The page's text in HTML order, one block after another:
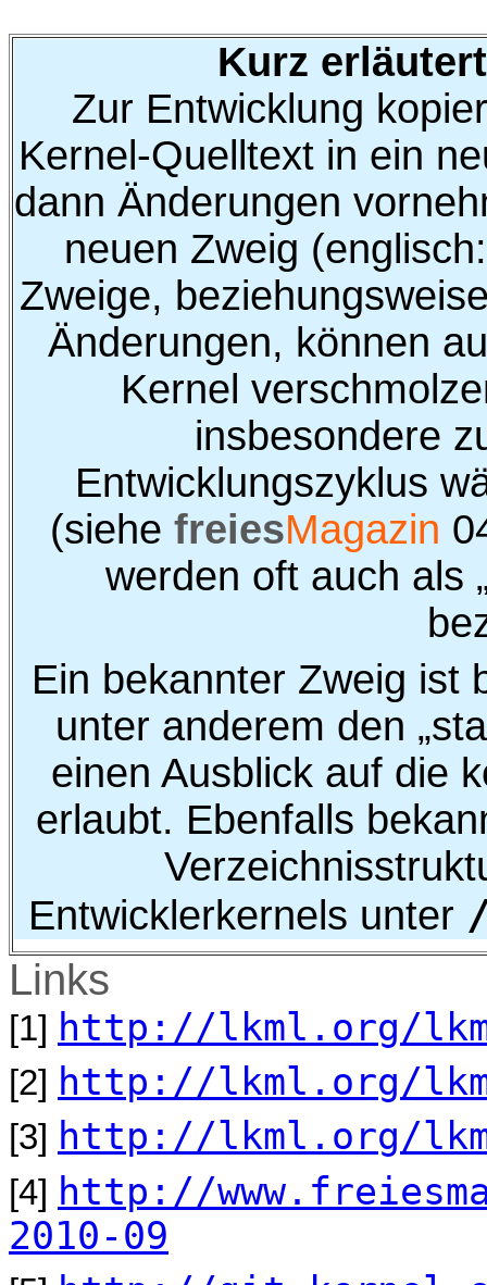
Kurz
Zur Entwicklung
Kernel-Quelltext in ein
dann Änderungen
neuen Zweig
Zweige,
Änderungen, können
Kernel
insbesondere
Entwicklungszyklus
(siehe freiesMagazin
werden oft auch als
Ein bekannter Zweig ist
unter anderem den
einen Ausblick auf die
erlaubt. Ebenfalls
Entwicklerkernels unter
Links
[1] http://lkml.org/
[2] http://lkml.org/
[3] http://lkml.org/
[4] http://
2010-09